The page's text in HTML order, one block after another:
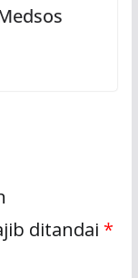
ditandai *